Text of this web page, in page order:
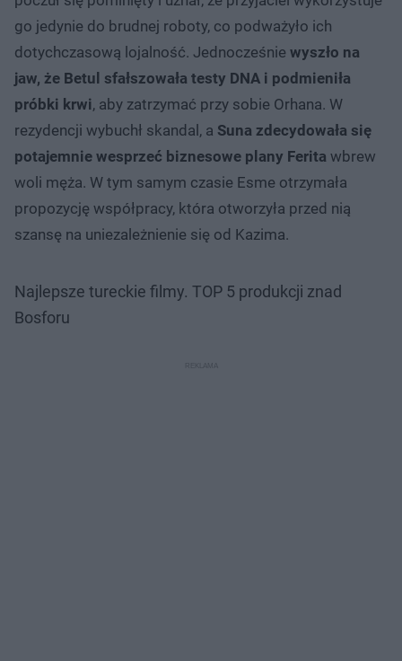
go jedynie do brudnej roboty, co podważyło ich
dotychczasową lojalność. Jednocześnie wyszło na
jaw, że Betul sfałszowała testy DNA i podmieniła
próbki krwi, aby zatrzymać przy sobie Orhana. W
rezydencji wybuchł skandal, a Suna zdecydowała się
potajemnie wesprzeć biznesowe plany Ferita wbrew
woli męża. W tym samym czasie Esme otrzymała
propozycję współpracy, która otworzyła przed nią
szansę na uniezależnienie się od Kazima.
Najlepsze tureckie filmy. TOP 5 produkcji znad
Bosforu